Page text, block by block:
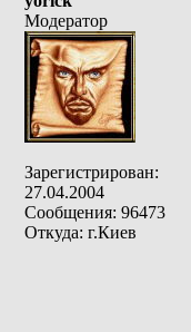
Модератор
Зарегистрирован:
27.04.2004
Сообщения: 96473
Откуда: г.Киев